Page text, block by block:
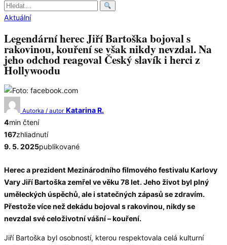
Hledat:
Aktuální
Legendární herec Jiří Bartoška bojoval s
rakovinou, kouření se však nikdy nevzdal. Na
jeho odchod reagoval Český slavík i herci z
Hollywoodu
Autorka / autor Katarina R.
4min čtení
167zhliadnutí
9. 5. 2025publikované
Herec a prezident Mezinárodního filmového festivalu Karlovy
Vary Jiří Bartoška zemřel ve věku 78 let. Jeho život byl plný
uměleckých úspěchů, ale i statečných zápasů se zdravím.
Přestože více než dekádu bojoval s rakovinou, nikdy se
nevzdal své celoživotní vášní – kouření.
Jiří Bartoška byl osobností, kterou respektovala celá kulturní